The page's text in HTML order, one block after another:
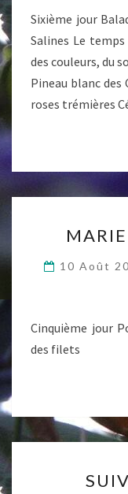
Sixième jour
Salines Le
des couleurs, du
Pineau blanc des
roses trémières
10 Août
Cinquième jour
des filets